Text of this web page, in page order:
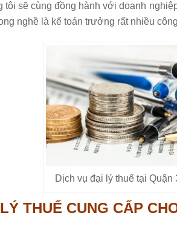
sẽ cùng đồng hành với doanh
nghề là kế toán trưởng rất nhiều
Dịch vụ đại lý thuế tại Quận
THUẾ CUNG CẤP